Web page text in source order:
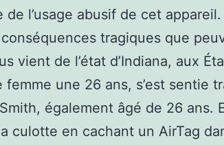
l’usage abusif de cet appareil.
tragiques que
vient de l’état d’Indiana, aux
une 26 ans, s’est sentie
également âgé de 26 ans.
culotte en cachant un AirTag